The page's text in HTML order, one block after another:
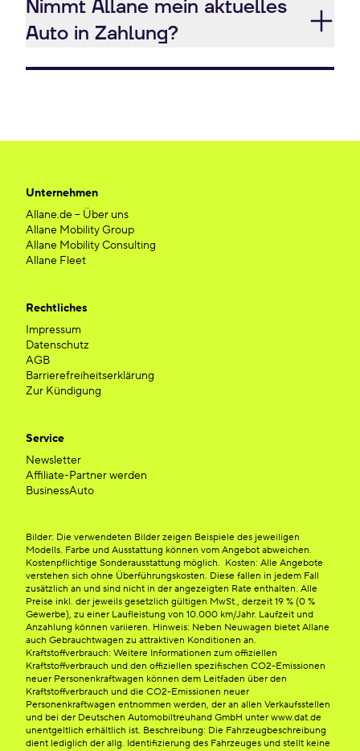
Nimmt Allane mein aktuelles
Auto in Zahlung?
Unternehmen
Allane.de – Über uns
Allane Mobility Group
Allane Mobility Consulting
Allane Fleet
Rechtliches
Impressum
Datenschutz
AGB
Barrierefreiheitserklärung
Zur Kündigung
Service
Newsletter
Affiliate-Partner werden
BusinessAuto
Bilder: Die verwendeten Bilder zeigen Beispiele des jeweiligen
Modells. Farbe und Ausstattung können vom Angebot abweichen.
Kostenpflichtige Sonderausstattung möglich. Kosten: Alle Angebote
verstehen sich ohne Überführungskosten. Diese fallen in jedem Fall
zusätzlich an und sind nicht in der angezeigten Rate enthalten. Alle
Preise inkl. der jeweils gesetzlich gültigen MwSt., derzeit 19 % (0 %
Gewerbe), zu einer Laufleistung von 10.000 km/Jahr. Laufzeit und
Anzahlung können variieren. Hinweis: Neben Neuwagen bietet Allane
auch Gebrauchtwagen zu attraktiven Konditionen an.
Kraftstoffverbrauch: Weitere Informationen zum offiziellen
Kraftstoffverbrauch und den offiziellen spezifischen CO2-Emissionen
neuer Personenkraftwagen können dem Leitfaden über den
Kraftstoffverbrauch und die CO2-Emissionen neuer
Personenkraftwagen entnommen werden, der an allen Verkaufsstellen
und bei der Deutschen Automobiltreuhand GmbH unter www.dat.de
unentgeltlich erhältlich ist. Beschreibung: Die Fahrzeugbeschreibung
dient lediglich der allg. Identifizierung des Fahrzeuges und stellt keine